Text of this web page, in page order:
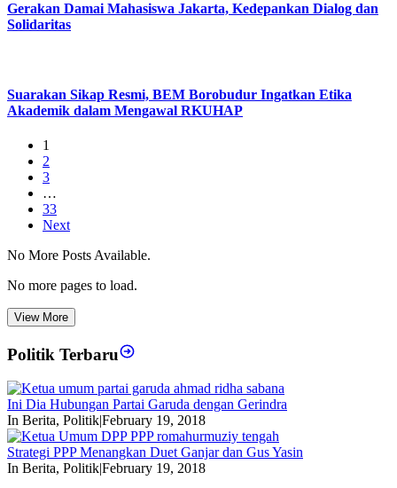
Gerakan Damai Mahasiswa Jakarta, Kedepankan Dialog dan
Solidaritas
Suarakan Sikap Resmi, BEM Borobudur Ingatkan Etika
Akademik dalam Mengawal RKUHAP
1
2
3
…
33
Next
No More Posts Available.
No more pages to load.
View More
Politik Terbaru
Ini Dia Hubungan Partai Garuda dengan Gerindra
In Berita, Politik|February 19, 2018
Strategi PPP Menangkan Duet Ganjar dan Gus Yasin
In Berita, Politik|February 19, 2018